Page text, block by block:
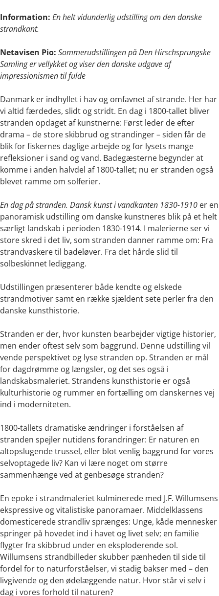
Information: En helt vidunderlig udstilling om den danske
strandkant.
Netavisen Pio: Sommerudstillingen på Den Hirschsprungske
Samling er vellykket og viser den danske udgave af
impressionismen til fulde
Danmark er indhyllet i hav og omfavnet af strande. Her har
vi altid færdedes, slidt og stridt. En dag i 1800-tallet bliver
stranden opdaget af kunstnerne: Først leder de efter
drama – de store skibbrud og strandinger – siden får de
blik for fiskernes daglige arbejde og for lysets mange
refleksioner i sand og vand. Badegæsterne begynder at
komme i anden halvdel af 1800-tallet; nu er stranden også
blevet ramme om solferier.
En dag på stranden. Dansk kunst i vandkanten 1830-1910 er en
panoramisk udstilling om danske kunstneres blik på et helt
særligt landskab i perioden 1830-1914. I malerierne ser vi
store skred i det liv, som stranden danner ramme om: Fra
strandvaskere til badeløver. Fra det hårde slid til
solbeskinnet lediggang.
Udstillingen præsenterer både kendte og elskede
strandmotiver samt en række sjældent sete perler fra den
danske kunsthistorie.
Stranden er der, hvor kunsten bearbejder vigtige historier,
men ender oftest selv som baggrund. Denne udstilling vil
vende perspektivet og lyse stranden op. Stranden er mål
for dagdrømme og længsler, og det ses også i
landskabsmaleriet. Strandens kunsthistorie er også
kulturhistorie og rummer en fortælling om danskernes vej
ind i moderniteten.
1800-tallets dramatiske ændringer i forståelsen af
stranden spejler nutidens forandringer: Er naturen en
altopslugende trussel, eller blot venlig baggrund for vores
selvoptagede liv? Kan vi lære noget om større
sammenhænge ved at genbesøge stranden?
En epoke i strandmaleriet kulminerede med J.F. Willumsens
ekspressive og vitalistiske panoramaer. Middelklassens
domesticerede strandliv sprænges: Unge, kåde mennesker
springer på hovedet ind i havet og livet selv; en familie
flygter fra skibbrud under en eksploderende sol.
Willumsens strandbilleder skubber pænheden til side til
fordel for to naturforståelser, vi stadig bakser med – den
livgivende og den ødelæggende natur. Hvor står vi selv i
dag i vores forhold til naturen?